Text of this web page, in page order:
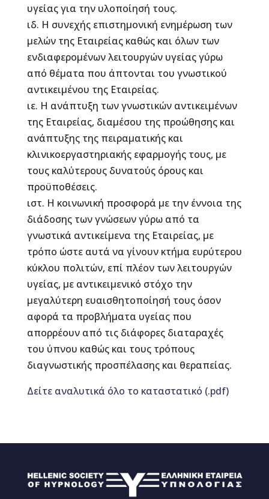
υγείας για την υλοποίησή τους.
ιδ. Η συνεχής επιστημονική ενημέρωση των
μελών της Εταιρείας καθώς και όλων των
ενδιαφερομένων λειτουργών υγείας γύρω
από θέματα που άπτονται του γνωστικού
αντικειμένου της Εταιρείας.
ιε. Η ανάπτυξη των γνωστικών αντικειμένων
της Εταιρείας, διαμέσου της προώθησης και
ανάπτυξης της πειραματικής και
κλινικοεργαστηριακής εφαρμογής τους, με
τους καλύτερους δυνατούς όρους και
προϋποθέσεις.
ιστ. Η κοινωνική προσφορά με την έννοια της
διάδοσης των γνώσεων γύρω από τα
γνωστικά αντικείμενα της Εταιρείας, με
τρόπο ώστε αυτά να γίνουν κτήμα ευρύτερου
κύκλου πολιτών, επί πλέον των λειτουργών
υγείας, με αντικειμενικό στόχο την
μεγαλύτερη ευαισθητοποίησή τους όσον
αφορά τα προβλήματα υγείας που
απορρέουν από τις διάφορες διαταραχές
του ύπνου καθώς και τους τρόπους
διαγνωστικής προσπέλασης και θεραπείας.
Δείτε αναλυτικά όλο το καταστατικό (.pdf)